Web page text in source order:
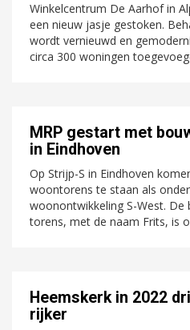
Winkelcentrum De Aarhof in
een nieuw jasje gestoken.
wordt vernieuwd en
circa 300 woningen
MRP gestart met
in Eindhoven
Op Strijp-S in Eindhoven
woontorens te staan als
woonontwikkeling S-West. De
torens, met de naam Frits, is
Heemskerk in 2022
rijker